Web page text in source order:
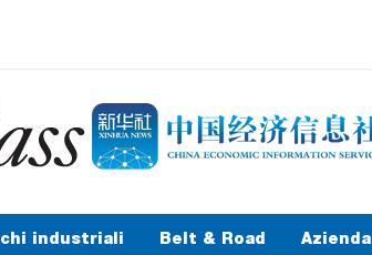
industriali Belt & Road Azienda